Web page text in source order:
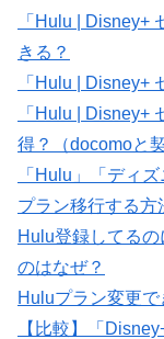
「Hulu | Disney+
きる？
「Hulu | Disney+
「Hulu | Disney+
得？（docomoと契
「Hulu」「ディ
プラン移行する方
Hulu登録してる
のはなぜ？
Huluプラン変更
【比較】「